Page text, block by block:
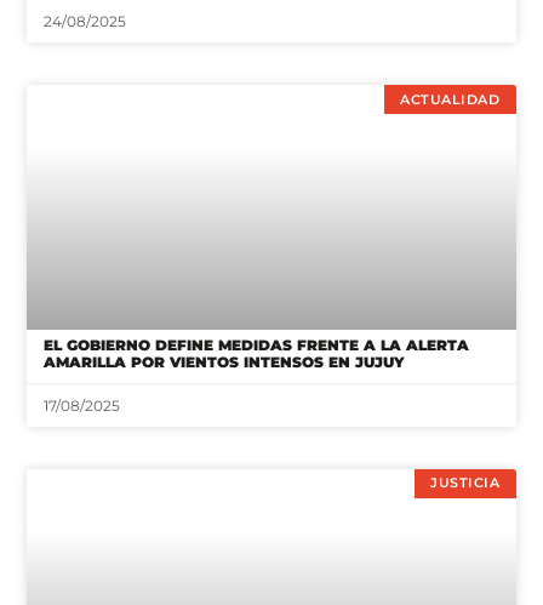
24/08/2025
ACTUALIDAD
EL GOBIERNO DEFINE MEDIDAS FRENTE A LA ALERTA
AMARILLA POR VIENTOS INTENSOS EN JUJUY
17/08/2025
JUSTICIA